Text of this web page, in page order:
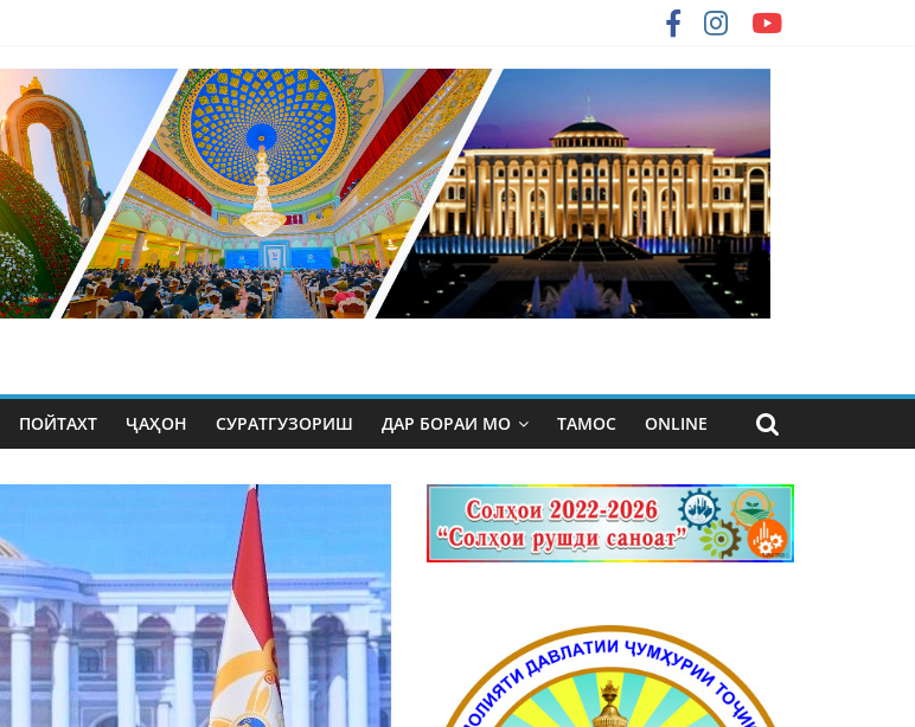
ПОЙТАХТ ҶАҲОН СУРАТГУЗОРИШ ДАР БОРАИ МО ТАМОС ONLINE